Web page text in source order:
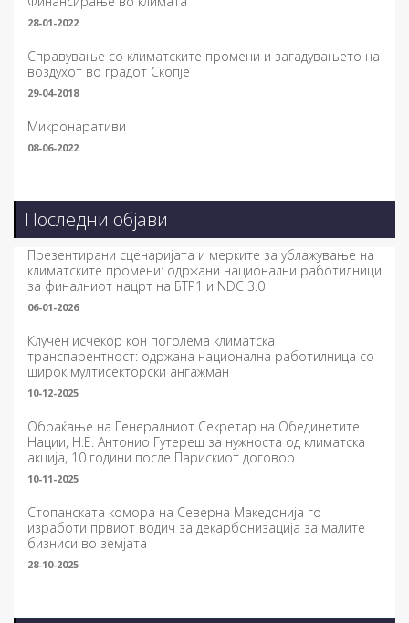
28-01-2022
Справување со климатските промени и загадувањето на
воздухот во градот Скопје
29-04-2018
Микронаративи
08-06-2022
Последни објави
Презентирани сценаријата и мерките за ублажување на
климатските промени: одржани национални работилници
за финалниот нацрт на БТР1 и NDC 3.0
06-01-2026
Клучен исчекор кон поголема климатска
транспарентност: одржана национална работилница со
широк мултисекторски ангажман
10-12-2025
Обраќање на Генералниот Секретар на Обединетите
Нации, Н.Е. Антонио Гутереш за нужноста од климатска
акција, 10 години после Парискиот договор
10-11-2025
Стопанската комора на Северна Македонија го
изработи првиот водич за декарбонизација за малите
бизниси во земјата
28-10-2025